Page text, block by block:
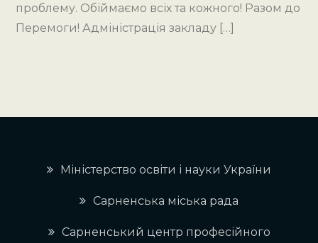
проблему. Обіймаємо всіх та кожного! Разом до
Перемоги! Адміністрація закладу […]
Міністерство освіти і науки України
Сарненська міська рада
Сарненський центр професійного